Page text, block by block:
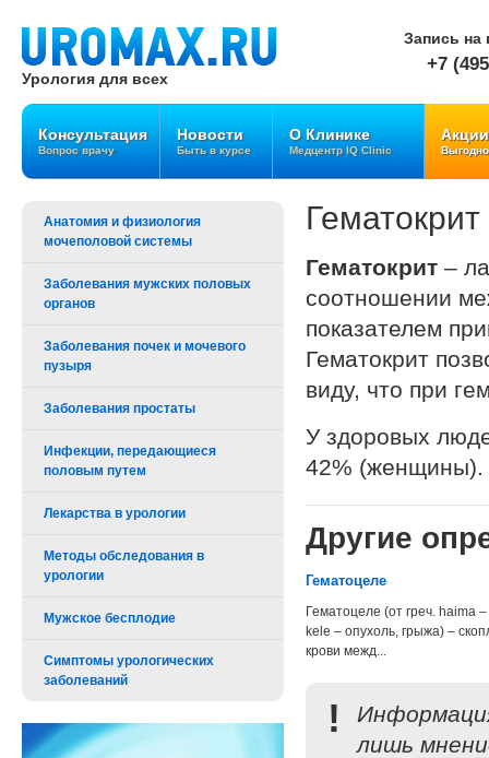
Урология для всех
Запись на
+7
Консультация
Вопрос врачу
Новости
Быть в курсе
О Клинике
Медцентр IQ Clinic
Акции
Анатомия и физиология
мочеполовой системы
Заболевания мужских половых
органов
Заболевания почек и мочевого
пузыря
Заболевания простаты
Инфекции, передающиеся
половым путем
Лекарства в урологии
Методы обследования в
урологии
Мужское бесплодие
Симптомы урологических
заболеваний
Гематокрит
Гематокрит –
соотношении
показателем
Гематокрит
виду, что при
У здоровых
42% (женщины).
Другие
Гематоцеле
Гематоцеле (от греч. haima –
kele – опухоль, грыжа) –
крови межд...
!
лишь